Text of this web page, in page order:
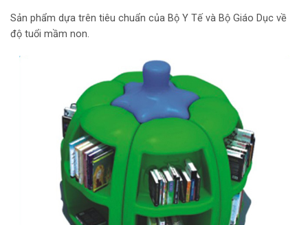
Sản phẩm dựa trên tiêu chuẩn của Bộ Y Tế và Bộ Giáo Dục về
độ tuổi mầm non.